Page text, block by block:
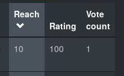
Reach
Rating
Vote
count
10 100 1